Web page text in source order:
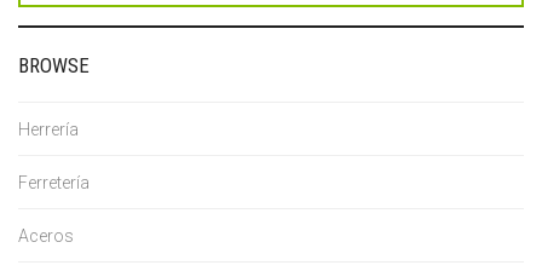
BROWSE
Herrería
Ferretería
Aceros